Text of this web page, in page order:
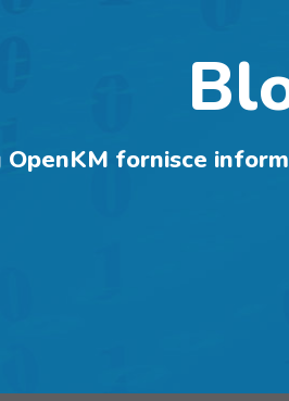
fornisce